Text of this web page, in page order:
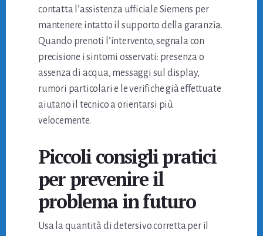
contatta l’assistenza ufficiale Siemens per
mantenere intatto il supporto della garanzia.
Quando prenoti l’intervento, segnala con
precisione i sintomi osservati: presenza o
assenza di acqua, messaggi sul display,
rumori particolari e le verifiche già effettuate
aiutano il tecnico a orientarsi più
velocemente.
Piccoli consigli pratici
per prevenire il
problema in futuro
Usa la quantità di detersivo corretta per il